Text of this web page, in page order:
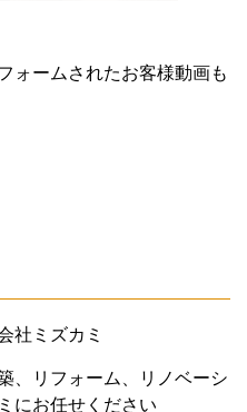
ォームされたお客様動画も
社ミズカミ
、リフォーム、リノベーシ
にお任せください